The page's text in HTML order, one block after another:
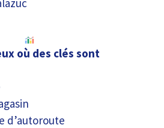
où des clés sont
d’autoroute